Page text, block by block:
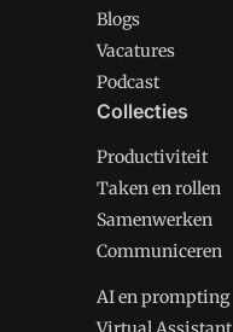
Blogs
Vacatures
Podcast
Collecties
Productiviteit
Taken en rollen
Samenwerken
Communiceren
AI en prompting